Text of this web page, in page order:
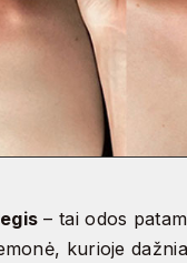
– tai odos
kurioje